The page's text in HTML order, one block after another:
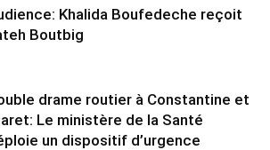
Khalida Boufedeche reçoit
Boutbig
drame routier à Constantine et
Le ministère de la Santé
un dispositif d’urgence